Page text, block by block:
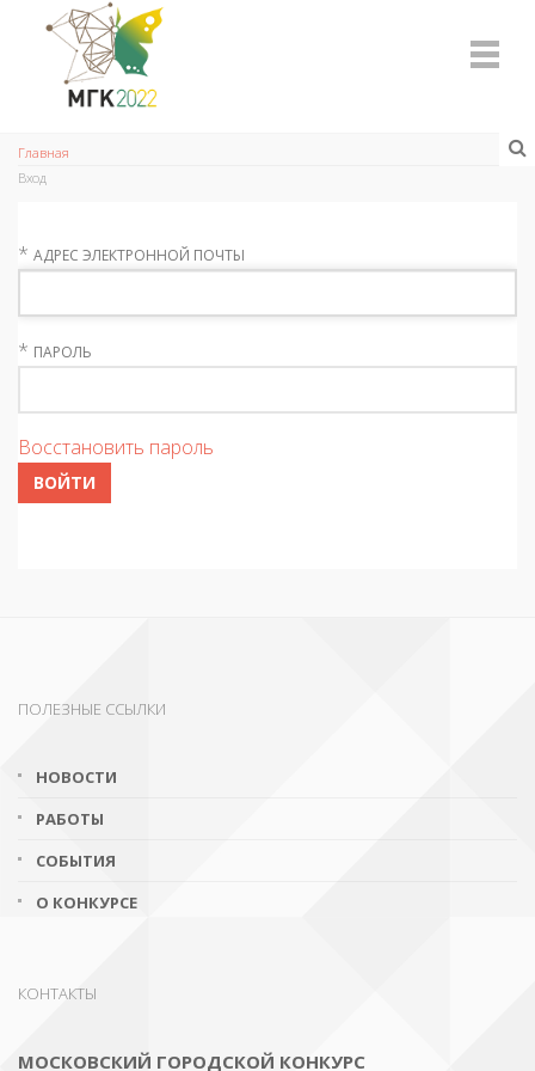
Главная
Вход
* АДРЕС ЭЛЕКТРОННОЙ ПОЧТЫ
* ПАРОЛЬ
Восстановить пароль
ВОЙТИ
ПОЛЕЗНЫЕ ССЫЛКИ
НОВОСТИ
РАБОТЫ
СОБЫТИЯ
О КОНКУРСЕ
КОНТАКТЫ
МОСКОВСКИЙ ГОРОДСКОЙ КОНКУРС